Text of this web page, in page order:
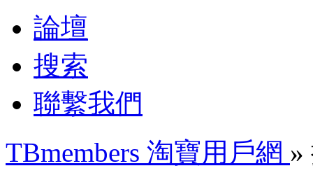
論壇
搜索
聯繫我們
TBmembers 淘寶用戶網 »